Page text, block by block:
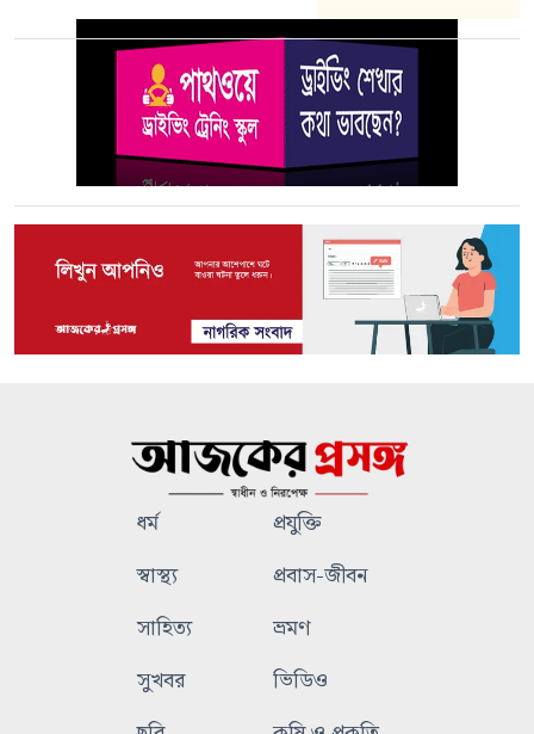
ধর্ম
প্রযুক্তি
স্বাস্থ্য
প্রবাস-জীবন
সাহিত্য
ভ্রমণ
সুখবর
ভিডিও